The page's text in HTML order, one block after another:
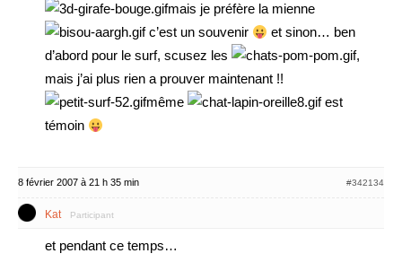
mais je préfère la mienne
c’est un souvenir
et sinon… ben
d’abord pour le surf, scusez les
,
mais j’ai plus rien a prouver maintenant !!
même
est
témoin
8 février 2007 à 21 h 35 min #342134
Kat Participant
et pendant ce temps…